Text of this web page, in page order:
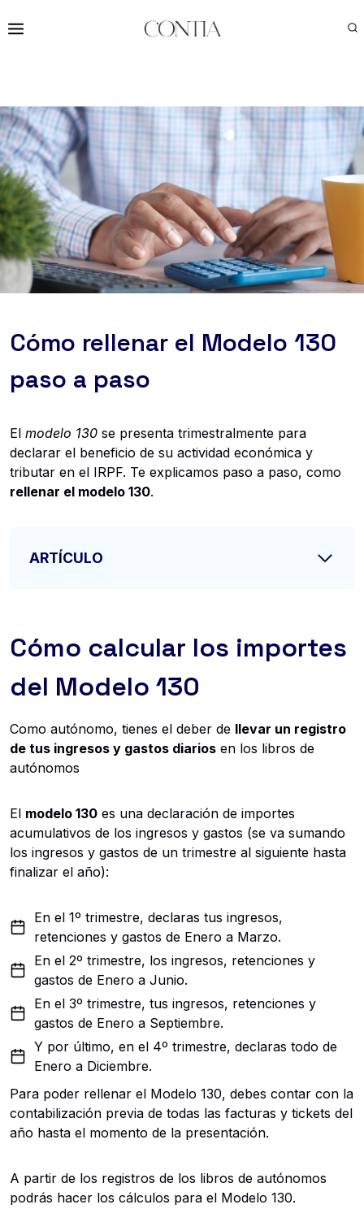
al
Cómo rellenar el Modelo 130
paso a paso
El modelo 130 se presenta trimestralmente para
declarar el beneficio de su actividad económica y
tributar en el IRPF. Te explicamos paso a paso, como
rellenar el modelo 130.
ARTÍCULO
Cómo calcular los importes
del Modelo 130
Como autónomo, tienes el deber de llevar un registro
de tus ingresos y gastos diarios en los libros de
autónomos
El modelo 130 es una declaración de importes
acumulativos de los ingresos y gastos (se va sumando
los ingresos y gastos de un trimestre al siguiente hasta
finalizar el año):
En el 1º trimestre, declaras tus ingresos,
retenciones y gastos de Enero a Marzo.
En el 2º trimestre, los ingresos, retenciones y
gastos de Enero a Junio.
En el 3º trimestre, tus ingresos, retenciones y
gastos de Enero a Septiembre.
Y por último, en el 4º trimestre, declaras todo de
Enero a Diciembre.
Para poder rellenar el Modelo 130, debes contar con la
contabilización previa de todas las facturas y tickets del
año hasta el momento de la presentación.
A partir de los registros de los libros de autónomos
podrás hacer los cálculos para el Modelo 130.